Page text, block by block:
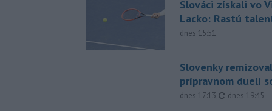
Slováci získali vo
Lacko: Rastú
dnes 15:51
Slovenky
prípravnom dueli
dnes 17:13, aktualizované
dnes 19:45